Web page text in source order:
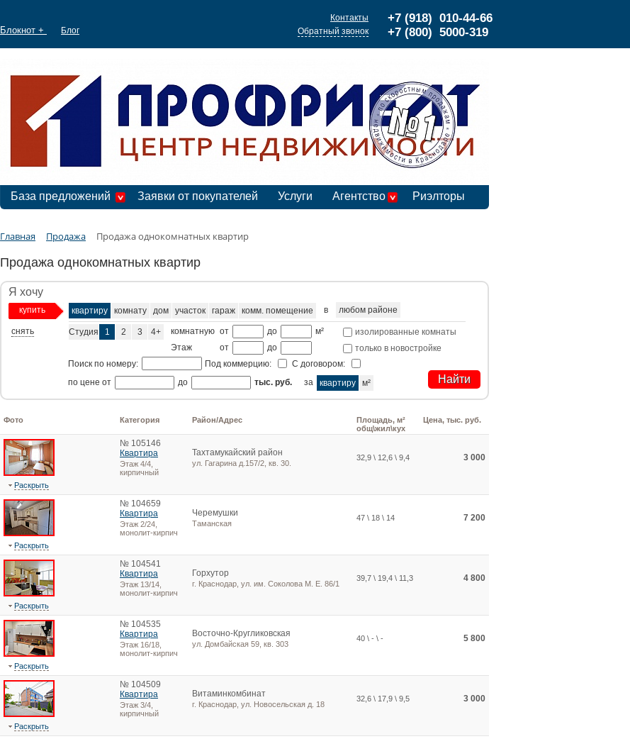
Блокнот + Блог
+7 (918) 010-44-66
+7 (800) 5000-319
Контакты
Обратный звонок
База предложений Заявки от покупателей Услуги Агентство Риэлторы
Главная Продажа Продажа однокомнатных квартир
Продажа однокомнатных квартир
Я хочу
купить
снять
квартиру комнату дом участок гараж комм. помещение в любом районе
Студия 1 2 3 4+ комнатную от до м²
изолированные комнаты
Этаж
от до
только в новостройке
Поиск по номеру:
Под коммерцию:
С договором:
по цене от
до тыс. руб. за квартиру м²
Фото Категория Район/Адрес
Площадь, м²
общ\жил\кух
Цена, тыс. руб.
№ 105146
Квартира
Этаж 4/4,
кирпичный
Тахтамукайский район
ул. Гагарина д.157/2, кв. 30.
32,9 \ 12,6 \ 9,4 3 000
Раскрыть
№ 104659
Квартира
Этаж 2/24,
монолит-кирпич
Черемушки
Таманская
47 \ 18 \ 14 7 200
Раскрыть
№ 104541
Квартира
Этаж 13/14,
монолит-кирпич
Горхутор
г. Краснодар, ул. им. Соколова М. Е. 86/1
39,7 \ 19,4 \ 11,3 4 800
Раскрыть
№ 104535
Квартира
Этаж 16/18,
монолит-кирпич
Восточно-Кругликовская
ул. Домбайская 59, кв. 303
40 \ - \ - 5 800
Раскрыть
№ 104509
Квартира
Этаж 3/4,
кирпичный
Витаминкомбинат
г. Краснодар, ул. Новосельская д. 18
32,6 \ 17,9 \ 9,5 3 000
Раскрыть